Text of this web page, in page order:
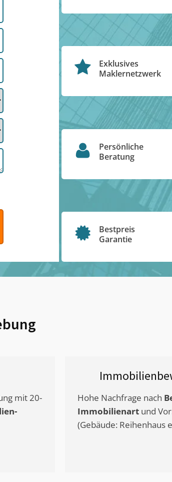
Exklusives
Maklernetzwerk
Persönliche
Beratung
Bestpreis
Garantie
mit 20-
Hohe Nachfrage nach
Immobilienart und
(Gebäude: Reihenhaus